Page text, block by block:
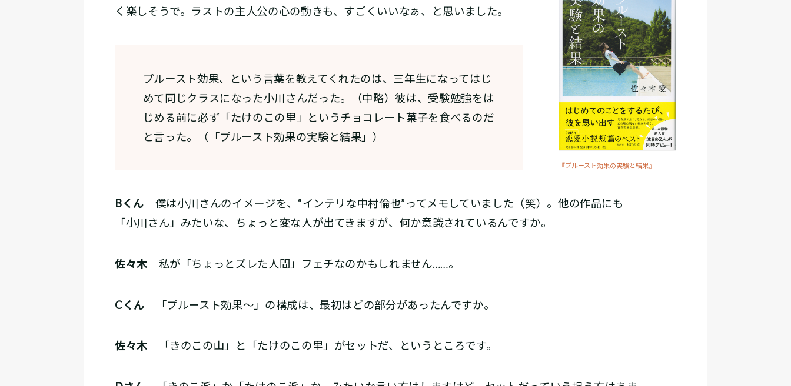
『プルースト効果の実験と結果』
く楽しそうで。ラストの主人公の心の動きも、すごくいいなぁ、と思いました。
プルースト効果、という言葉を教えてくれたのは、三年生になってはじ
めて同じクラスになった小川さんだった。（中略）彼は、受験勉強をは
じめる前に必ず「たけのこの里」というチョコレート菓子を食べるのだ
と言った。（「プルースト効果の実験と結果」）
Bくん 僕は小川さんのイメージを、“インテリな中村倫也”ってメモしていました（笑）。他の作品にも
「小川さん」みたいな、ちょっと変な人が出てきますが、何か意識されているんですか。
佐々木 私が「ちょっとズレた人間」フェチなのかもしれません……。
Cくん 「プルースト効果～」の構成は、最初はどの部分があったんですか。
佐々木 「きのこの山」と「たけのこの里」がセットだ、というところです。